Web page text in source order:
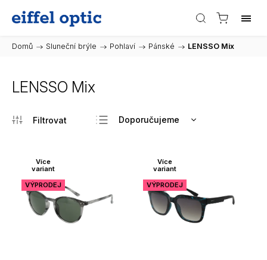
Domů / Sluneční brýle / Pohlaví / Pánské / LENSSO Mix
LENSSO Mix
Doporučujeme
Nejdražší
Abecedně
Více
variant
VÝPRODEJ
Více
variant
VÝPRODEJ